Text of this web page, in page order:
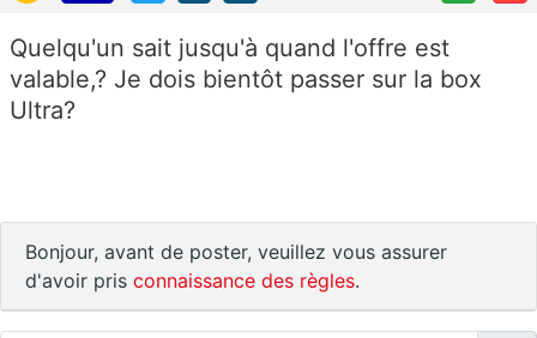
Quelqu'un sait jusqu'à quand l'offre est
valable,? Je dois bientôt passer sur la box
Ultra?
Bonjour, avant de poster, veuillez vous assurer
d'avoir pris connaissance des règles.